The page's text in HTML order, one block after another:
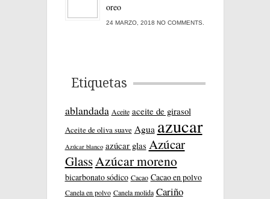
oreo
24 MARZO, 2018 NO COMMENTS.
Etiquetas
ablandada Aceite aceite de girasol
Aceite de oliva suave Agua azucar
Azúcar blanco azúcar glas Azúcar
GlassAzúcar moreno
bicarbonato sódico Cacao Cacao en polvo
Canela en polvo Canela molida Cariño